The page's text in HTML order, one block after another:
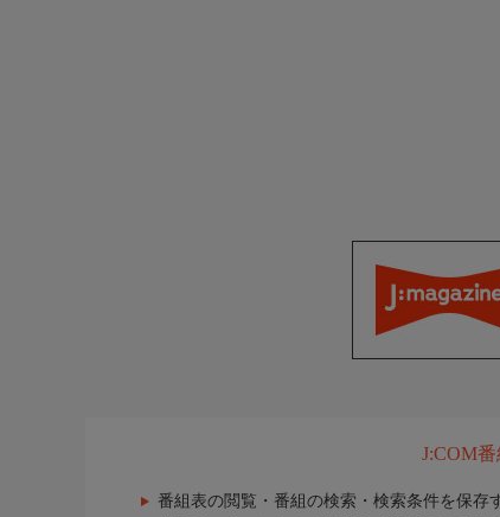
J:COM
番組表の閲覧・番組の検索・検索条件を保存